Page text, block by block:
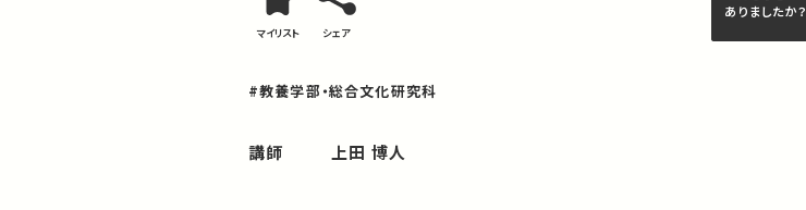
マイリスト シェア
ありましたか？
#教養学部・総合文化研究科
講師 上田 博人